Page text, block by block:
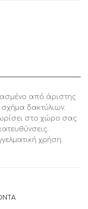
από άριστης
δακτύλιων.
στο χώρο σας
χρήση.